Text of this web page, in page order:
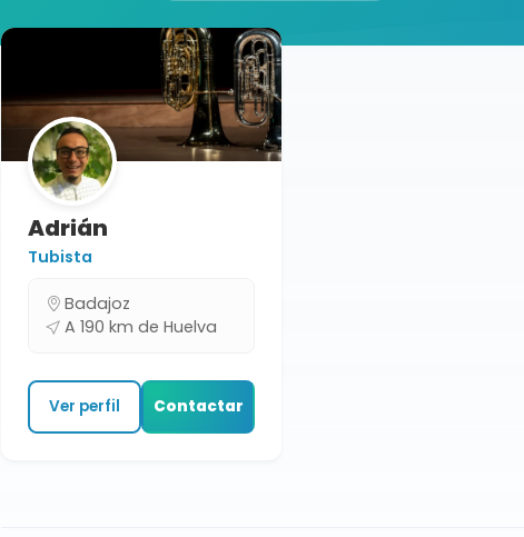
Adrián
Tubista
Badajoz
A 190 km de Huelva
Ver perfil Contactar